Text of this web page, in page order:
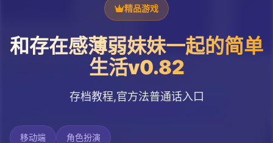
精品游戏
和存在感薄弱妹妹一起的简单
生活v0.82
存档教程,官方法普通话入口
移动端 角色扮演